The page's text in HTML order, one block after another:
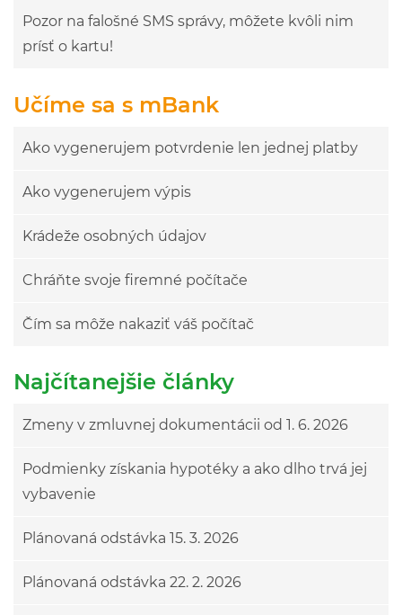
Pozor na falošné SMS správy, môžete kvôli nim
prísť o kartu!
Učíme sa s mBank
Ako vygenerujem potvrdenie len jednej platby
Ako vygenerujem výpis
Krádeže osobných údajov
Chráňte svoje firemné počítače
Čím sa môže nakaziť váš počítač
Najčítanejšie články
Zmeny v zmluvnej dokumentácii od 1. 6. 2026
Podmienky získania hypotéky a ako dlho trvá jej
vybavenie
Plánovaná odstávka 15. 3. 2026
Plánovaná odstávka 22. 2. 2026